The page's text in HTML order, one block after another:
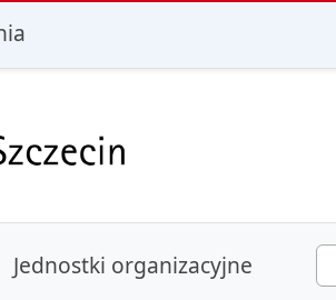
Jednostki organizacyjne